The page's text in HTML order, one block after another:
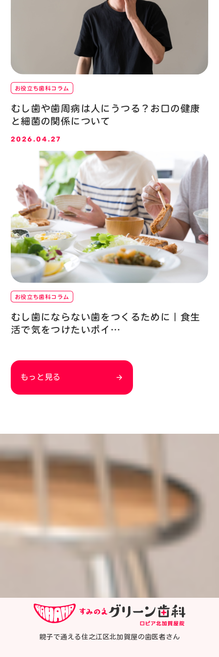
お役立ち歯科コラム
むし歯や歯周病は人にうつる？お口の健康
と細菌の関係について
2026.04.27
お役立ち歯科コラム
むし歯にならない歯をつくるために｜食生
活で気をつけたいポイ…
もっと見る
親子で通える住之江区北加賀屋の歯医者さん